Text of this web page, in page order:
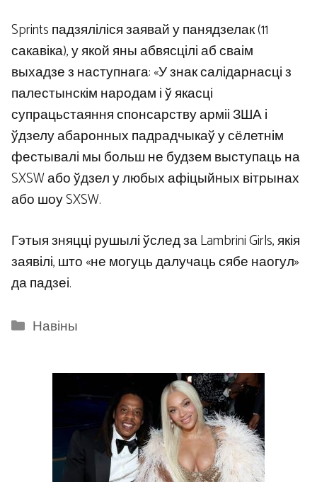
Sprints падзяліліся заявай у панядзелак (11
сакавіка), у якой яны абвясцілі аб сваім
выхадзе з наступнага: «У знак салідарнасці з
палестынскім народам і ў якасці
супрацьстаяння спонсарству арміі ЗША і
ўдзелу абаронных падрадчыкаў у сёлетнім
фестывалі мы больш не будзем выступаць на
SXSW або ўдзел у любых афіцыйных вітрынах
або шоу SXSW.
Гэтыя зняцці рушылі ўслед за Lambrini Girls, якія
заявілі, што «не могуць далучаць сябе наогул»
да падзеі.
Categories
Навіны